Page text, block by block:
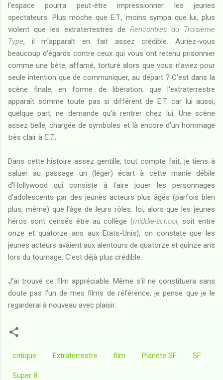
l'espace pourra peut-être impressionner les jeunes
spectateurs. Plus moche que E.T., moins sympa que lui, plus
violent que les extraterrestres de Rencontres du Troisième
Type, il m'apparaît en fait assez crédible. Auriez-vous
beaucoup d'égards contre ceux qui vous ont retenu prisonnier
comme une bête, affamé, torturé alors que vous n'aviez pour
seule intention que de communiquer, au départ ? C'est dans la
scène finale, en forme de libération, que l'extraterrestre
apparaît somme toute pas si différent de E.T. car lui aussi,
quelque part, ne demande qu'à rentrer chez lui. Une scène
assez belle, chargée de symboles et là encore d'un hommage
très clair à E.T.
Dans cette histoire assez gentille, tout compte fait, je tiens à
saluer au passage un (léger) écart à cette manie débile
d'Hollywood qui consiste à faire jouer les personnages
d'adolescents par des jeunes acteurs plus âgés (parfois bien
plus, même) que l'âge de leurs rôles. Ici, alors que les jeunes
héros sont censés être au collège (middle-school, soit entre
onze et quatorze ans aux Etats-Unis), on constate que les
jeunes acteurs avaient aux alentours de quatorze et quinze ans
lors du tournage. C'est déjà plus crédible.
J'ai trouvé ce film appréciable. Même s'il ne constituera sans
doute pas l'un de mes films de référence, je pense que je le
regarderai à nouveau avec plaisir.
critique Extraterrestre film Planete SF SF
Super 8